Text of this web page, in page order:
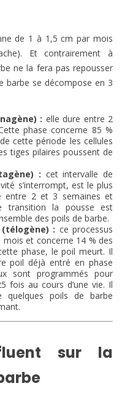
de 1 à 1,5 cm par mois
Et contrairement à
ne la fera pas repousser
barbe se décompose en 3
: elle dure entre 2
phase concerne 85 %
cette période les cellules
tiges pilaires poussent de
: cet intervalle de
s’interrompt, est le plus
entre 2 et 3 semaines et
transition la pousse est
des poils de barbe.
: ce processus
mois et concerne 14 % des
phase, le poil meurt. Il
poil déjà entré en phase
sont programmés pour
fois au cours d’une vie. Il
poils de barbe
sur la